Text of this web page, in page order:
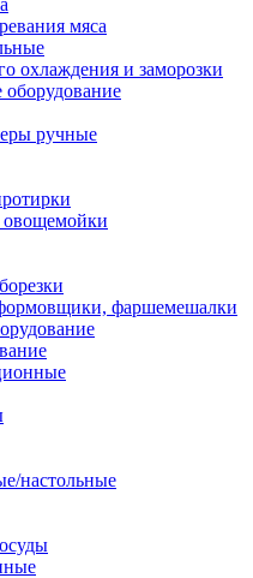
мяса
охлаждения и заморозки
оборудование
ручные
фаршемешалки
настольные